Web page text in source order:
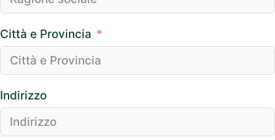
Città e Provincia
Indirizzo